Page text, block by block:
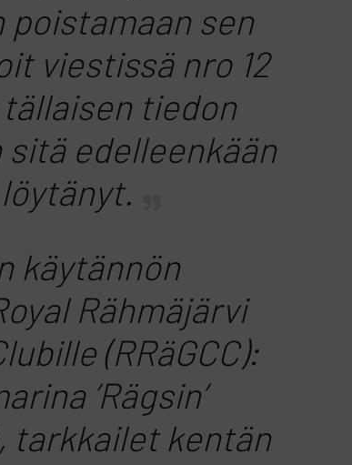
poistamaan sen
viestissä nro 12
tiedon
sitä edelleenkään
käytännön
Rähmäjärvi
(RRäGCC):
’Rägsin’
tarkkailet kentän